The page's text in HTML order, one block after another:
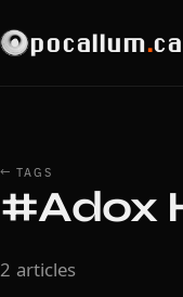
pocallum.
← TAGS
#Adox
2 articles